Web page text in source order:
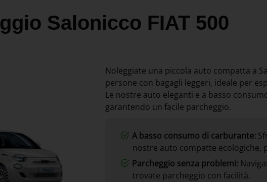
Salonicco FIAT 500
Noleggiate una piccola auto compatta a
persone con bagagli leggeri, ideale per
Le nostre auto eleganti e a basso
garantendo un facile parcheggio.
A basso consumo di carburante:
nostre auto compatte ecologiche,
Parcheggio senza problemi:
trovate parcheggio con facilità.